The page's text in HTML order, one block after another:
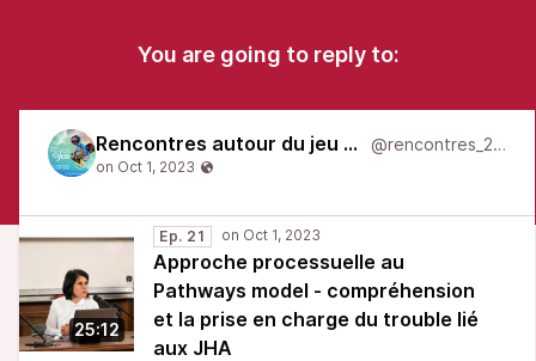
You are going to reply to:
Rencontres autour du jeu 2022 @rencontres_2022
25:12
Ep. 21
Approche processuelle au
Pathways model - compréhension
et la prise en charge du trouble lié
aux JHA